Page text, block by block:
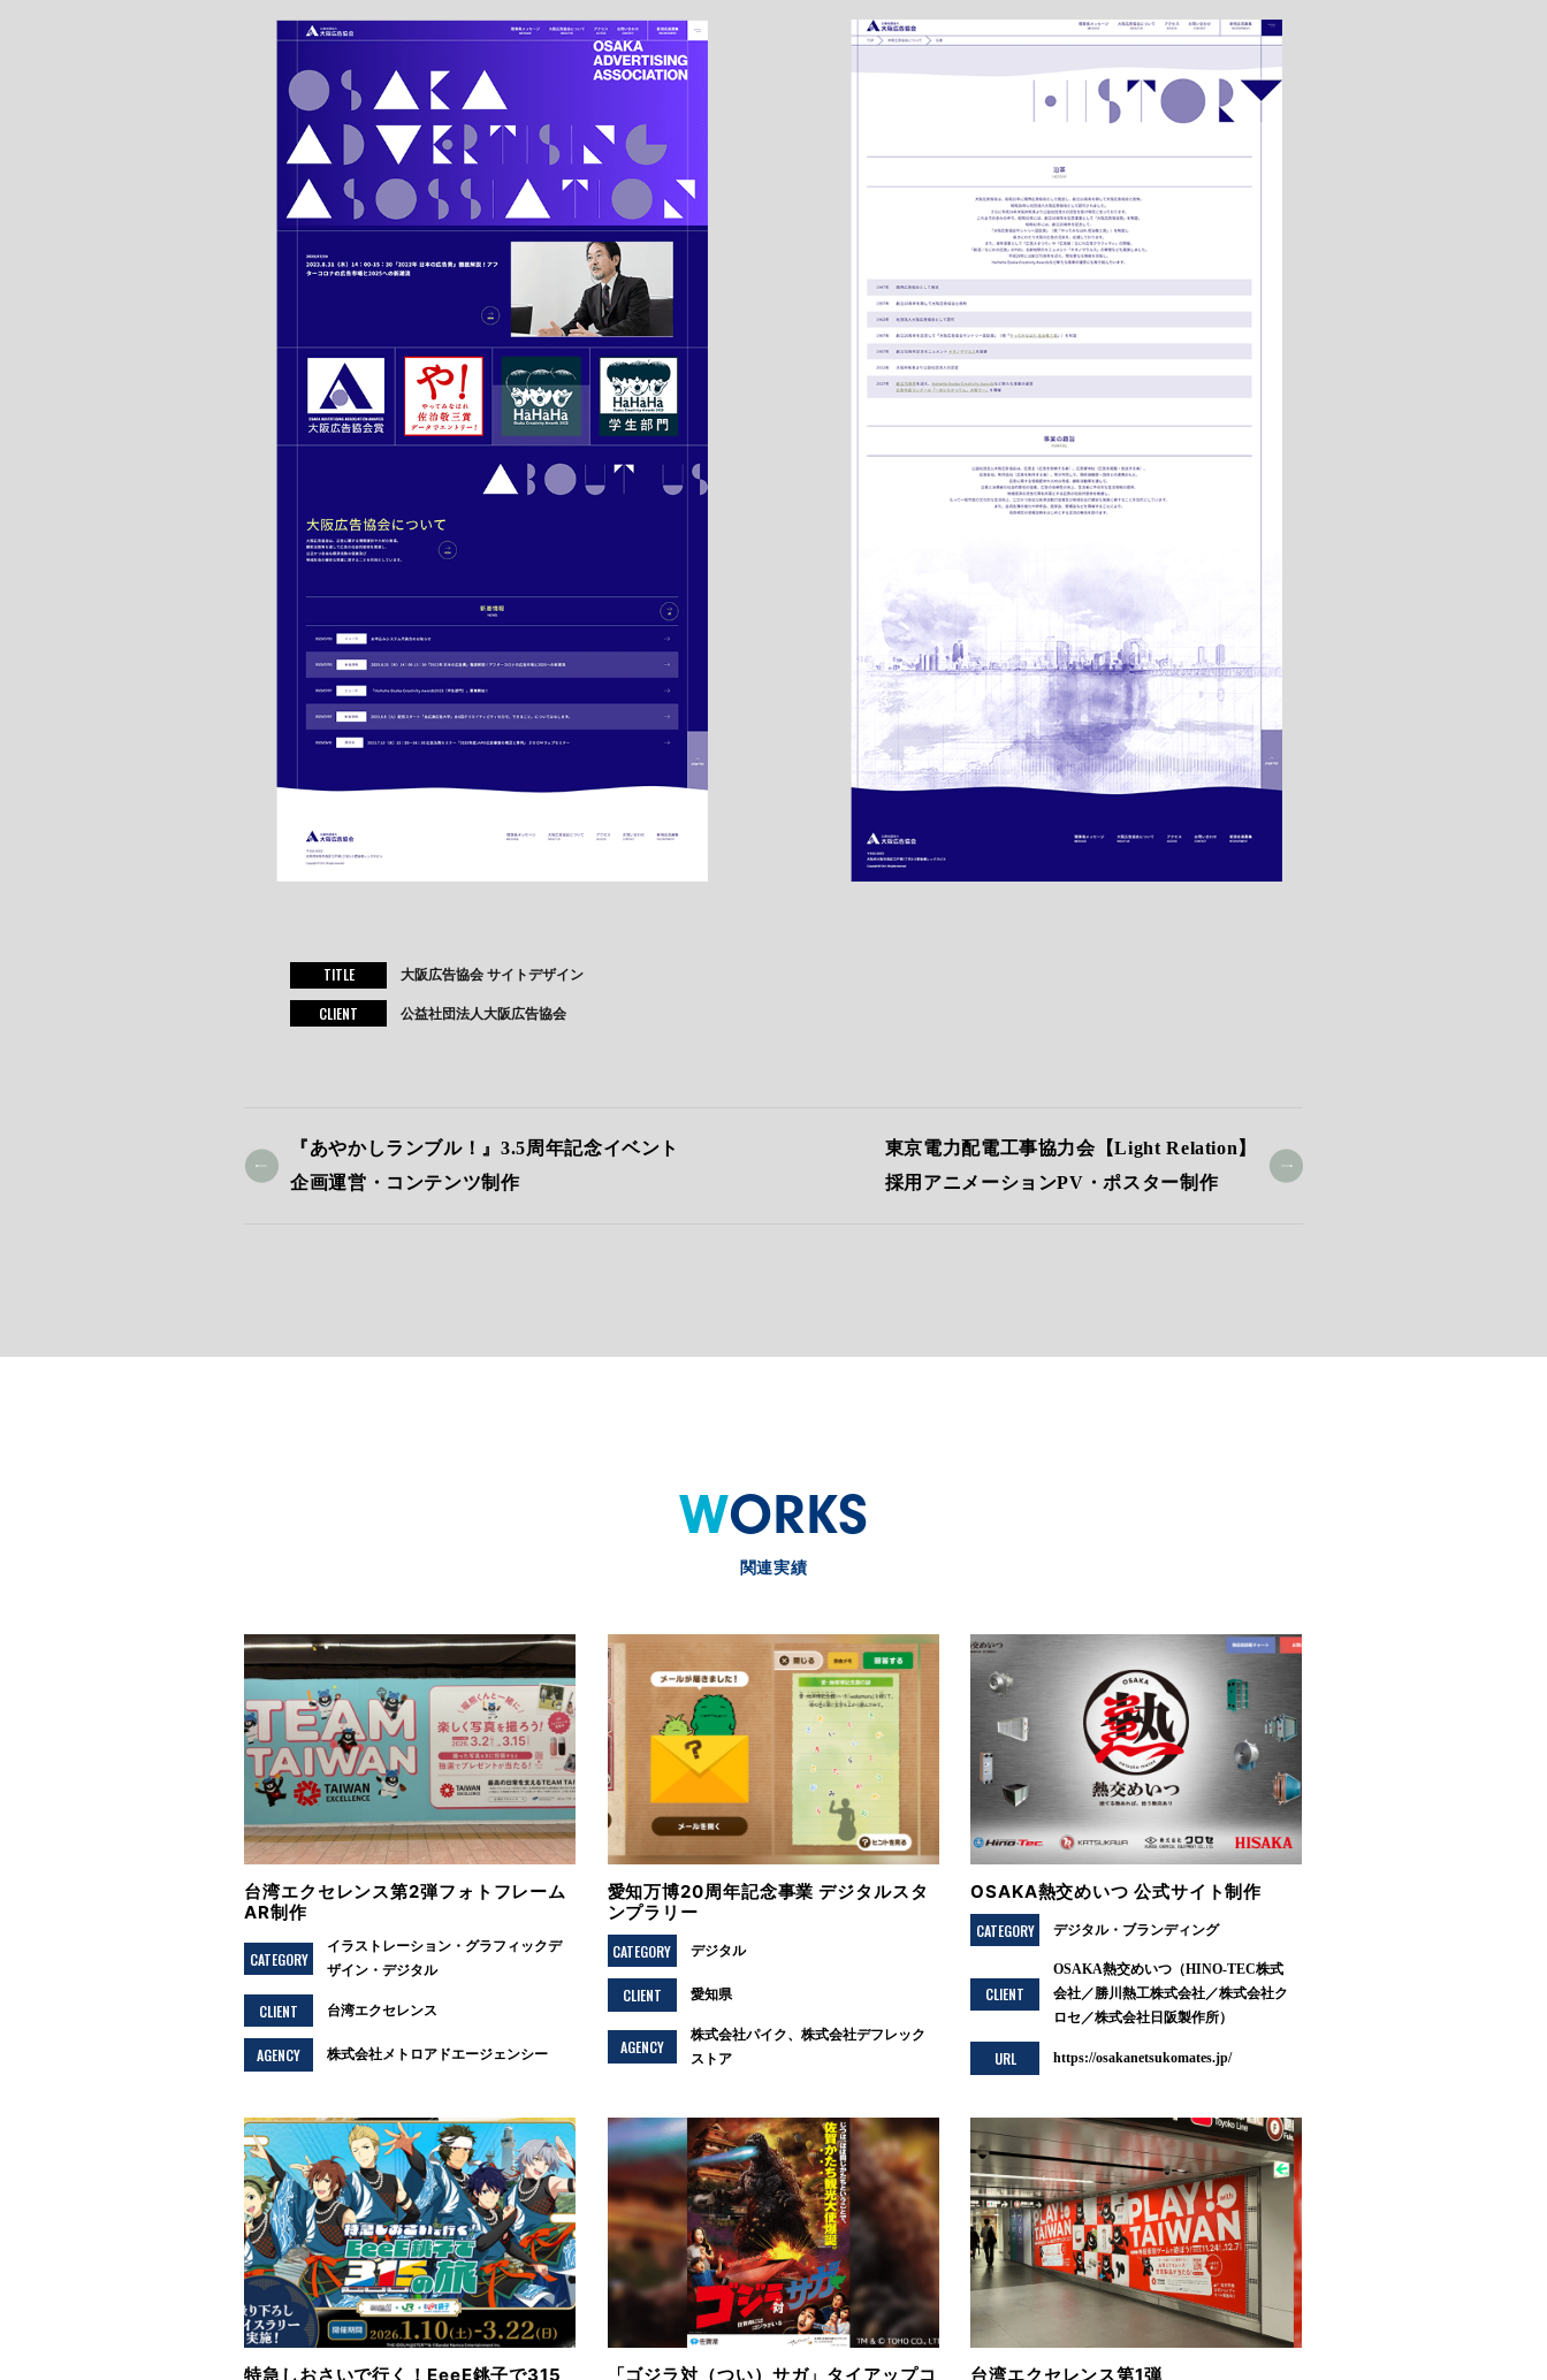
TITLE 大阪広告協会 サイトデザイン
CLIENT 公益社団法人大阪広告協会
『あやかしランブル！』3.5周年記念イベント
企画運営・コンテンツ制作
東京電力配電工事協力会【Light Relation】
採用アニメーションPV・ポスター制作
WORKS
関連実績
台湾エクセレンス第2弾フォトフレーム
AR制作
CATEGORY
イラストレーション
グラフィックデ
ザイン
デジタル
CLIENT 台湾エクセレンス
AGENCY 株式会社メトロアドエージェンシー
愛知万博20周年記念事業 デジタルスタ
ンプラリー
CATEGORY デジタル
CLIENT 愛知県
AGENCY
株式会社パイク、株式会社デフレック
ストア
OSAKA熱交めいつ 公式サイト制作
CATEGORY デジタル ブランディング
CLIENT
OSAKA熱交めいつ（HINO-TEC株式
会社／勝川熱工株式会社／株式会社ク
ロセ／株式会社日阪製作所）
URL https://osakanetsukomates.jp/
特急しおさいで行く！EeeE銚子で315 「ゴジラ対（つい）サガ」タイアップコ 台湾エクセレンス第1弾